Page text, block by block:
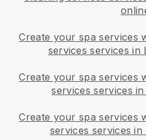
Create your spa services
services services in
Create your spa services
services services
Create your spa services
services services in